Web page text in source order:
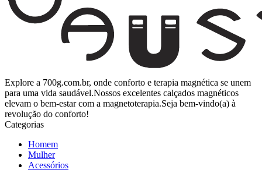
Explore a 700g.com.br, onde conforto e terapia magnética se unem
para uma vida saudável.Nossos excelentes calçados magnéticos
elevam o bem-estar com a magnetoterapia.Seja bem-vindo(a) à
revolução do conforto!
Categorias
Homem
Mulher
Acessórios